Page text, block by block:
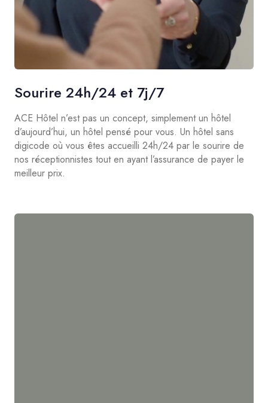
Sourire 24h/24 et 7j/7
ACE Hôtel n’est pas un concept, simplement un hôtel
d’aujourd’hui, un hôtel pensé pour vous. Un hôtel sans
digicode où vous êtes accueilli 24h/24 par le sourire de
nos réceptionnistes tout en ayant l’assurance de payer le
meilleur prix.